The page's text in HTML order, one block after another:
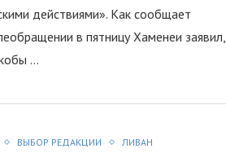
действиями». Как сообщает
в пятницу Хаменеи заявил,
…
ВЫБОР РЕДАКЦИИ ЛИВАН